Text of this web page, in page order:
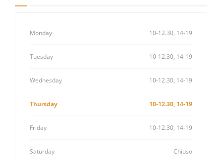
Monday 10-12.30, 14-19
Tuesday 10-12.30, 14-19
Wednesday 10-12.30, 14-19
Thursday 10-12.30, 14-19
Friday 10-12.30, 14-19
Saturday Chiuso